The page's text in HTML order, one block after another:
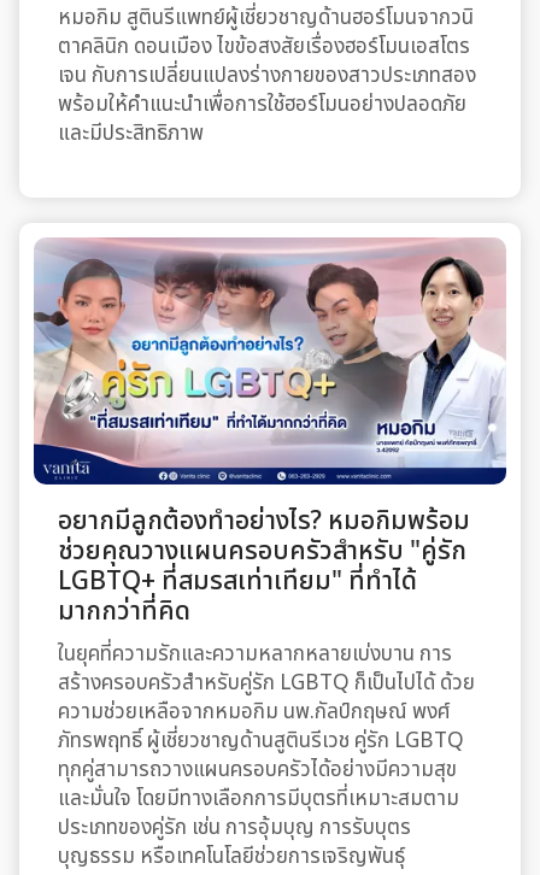
หมอกิม สูตินรีแพทย์ผู้เชี่ยวชาญด้านฮอร์โมนจากวนิ
ตาคลินิก ดอนเมือง ไขข้อสงสัยเรื่องฮอร์โมนเอสโตร
เจน กับการเปลี่ยนแปลงร่างกายของสาวประเภทสอง
พร้อมให้คำแนะนำเพื่อการใช้ฮอร์โมนอย่างปลอดภัย
และมีประสิทธิภาพ
อยากมีลูกต้องทำอย่างไร? หมอกิมพร้อม
ช่วยคุณวางแผนครอบครัวสำหรับ "คู่รัก
LGBTQ+ ที่สมรสเท่าเทียม" ที่ทำได้
มากกว่าที่คิด
ในยุคที่ความรักและความหลากหลายเบ่งบาน การ
สร้างครอบครัวสำหรับคู่รัก LGBTQ ก็เป็นไปได้ ด้วย
ความช่วยเหลือจากหมอกิม นพ.กัลป์กฤษณ์ พงศ์
ภัทรพฤทธิ์ ผู้เชี่ยวชาญด้านสูตินรีเวช คู่รัก LGBTQ
ทุกคู่สามารถวางแผนครอบครัวได้อย่างมีความสุข
และมั่นใจ โดยมีทางเลือกการมีบุตรที่เหมาะสมตาม
ประเภทของคู่รัก เช่น การอุ้มบุญ การรับบุตร
บุญธรรม หรือเทคโนโลยีช่วยการเจริญพันธุ์